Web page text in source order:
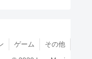
ゲーム その他